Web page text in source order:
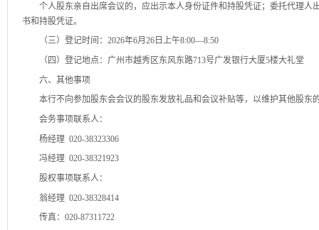
个人股东亲自出席会议的，应出示本人身份证件和持股凭证；委托代理人
书和持股凭证。
（三）登记时间：2026年6月26日上午8:00—8:50
（四）登记地点：广州市越秀区东风东路713号广发银行大厦5楼大礼堂
六、其他事项
本行不向参加股东会会议的股东发放礼品和会议补贴等，以维护其他股东
会务事项联系人：
杨经理 020-38323306
冯经理 020-38321923
股权事项联系人：
翁经理 020-38328414
传真：020-87311722